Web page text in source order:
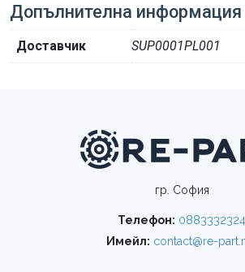
Допълнителна информация
Доставчик SUP0001PL001
гр. София
Телефон: 0883332324
Имейл: contact@re-